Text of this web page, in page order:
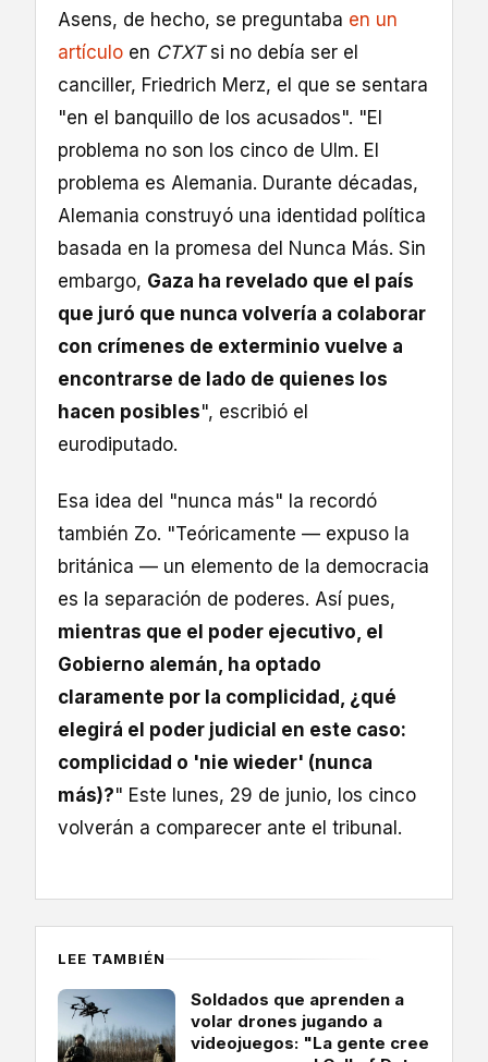
Asens, de hecho, se preguntaba en un
artículo en CTXTsi no debía ser el
canciller, Friedrich Merz, el que se sentara
"en el banquillo de los acusados". "El
problema no son los cinco de Ulm. El
problema es Alemania. Durante décadas,
Alemania construyó una identidad política
basada en la promesa del Nunca Más. Sin
embargo, Gaza ha revelado que el país
que juró que nunca volvería a colaborar
con crímenes de exterminio vuelve a
encontrarse de lado de quienes los
hacen posibles", escribió el
eurodiputado.
Esa idea del "nunca más" la recordó
también Zo. "Teóricamente — expuso la
británica — un elemento de la democracia
es la separación de poderes. Así pues,
mientras que el poder ejecutivo, el
Gobierno alemán, ha optado
claramente por la complicidad, ¿qué
elegirá el poder judicial en este caso:
complicidad o 'nie wieder' (nunca
más)?" Este lunes, 29 de junio, los cinco
volverán a comparecer ante el tribunal.
LEE TAMBIÉN
Soldados que aprenden a
volar drones jugando a
videojuegos: "La gente cree